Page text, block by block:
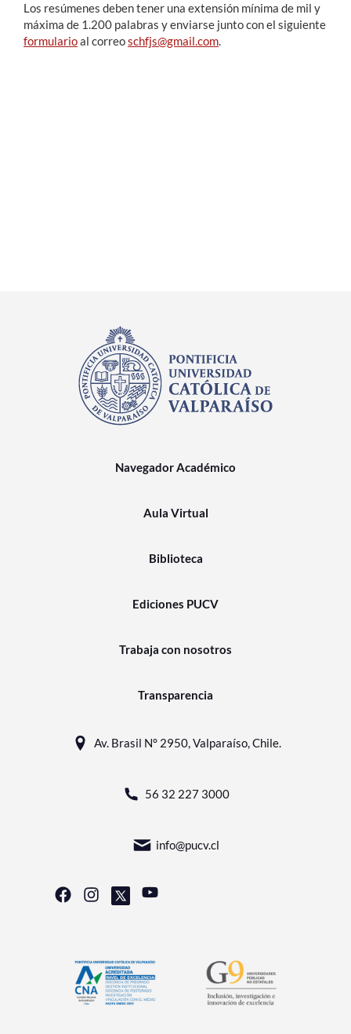
Los resúmenes deben tener una extensión mínima de mil y
máxima de 1.200 palabras y enviarse junto con el siguiente
formularioal correoschfjs@gmail.com.
Navegador Académico
Aula Virtual
Biblioteca
Ediciones PUCV
Trabaja con nosotros
Transparencia
Av. Brasil N° 2950, Valparaíso, Chile.
56 32 227 3000
info@pucv.cl